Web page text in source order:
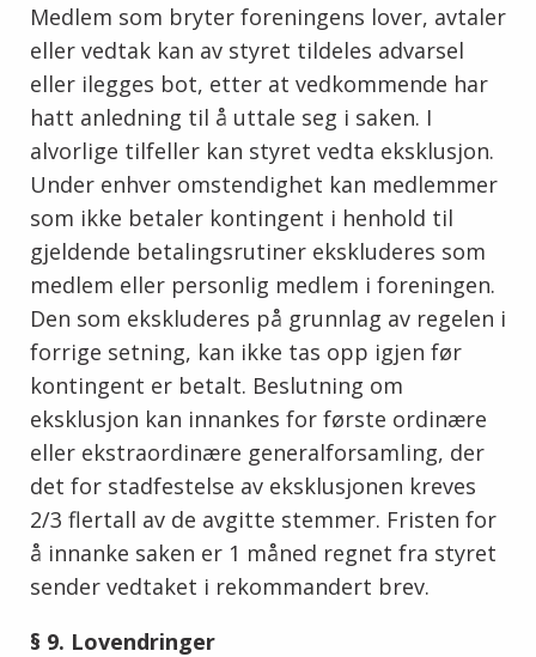
Medlem som bryter foreningens lover, avtaler
eller vedtak kan av styret tildeles advarsel
eller ilegges bot, etter at vedkommende har
hatt anledning til å uttale seg i saken. I
alvorlige tilfeller kan styret vedta eksklusjon.
Under enhver omstendighet kan medlemmer
som ikke betaler kontingent i henhold til
gjeldende betalingsrutiner ekskluderes som
medlem eller personlig medlem i foreningen.
Den som ekskluderes på grunnlag av regelen i
forrige setning, kan ikke tas opp igjen før
kontingent er betalt. Beslutning om
eksklusjon kan innankes for første ordinære
eller ekstraordinære generalforsamling, der
det for stadfestelse av eksklusjonen kreves
2/3 flertall av de avgitte stemmer. Fristen for
å innanke saken er 1 måned regnet fra styret
sender vedtaket i rekommandert brev.
§ 9. Lovendringer